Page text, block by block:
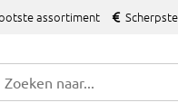
assortiment